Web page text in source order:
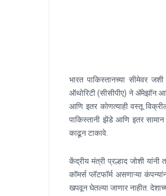
भारत पाकिस्तानच्या सीमेवर
ऑथोरिटी (सीसीपीए) ने ॲमेझॉन
आणि इतर कोणत्याही वस्तू
पाकिस्तानी झेंडे आणि इतर
काढून टाकावे.
केंद्रीय मंत्री प्रल्हाद जोशी
कॉमर्स प्लॅटफॉर्म असणाऱ्या
खपवून घेतल्या जाणार नाहीत.